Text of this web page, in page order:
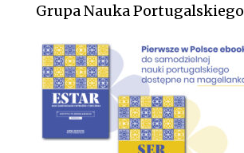
Grupa Nauka Portugalskiego